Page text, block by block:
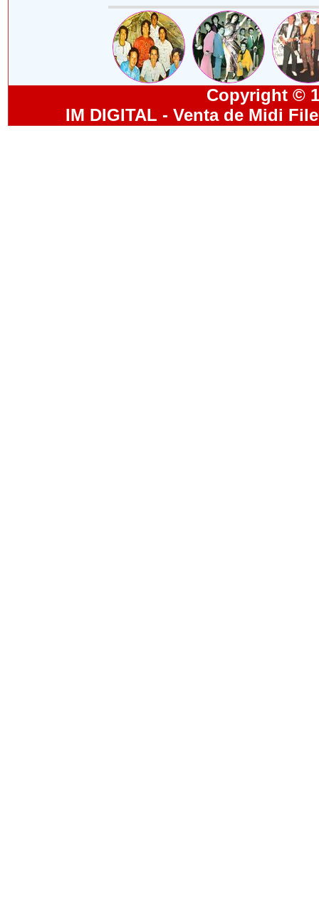
Copyright ©
IM DIGITAL - Venta de Midi